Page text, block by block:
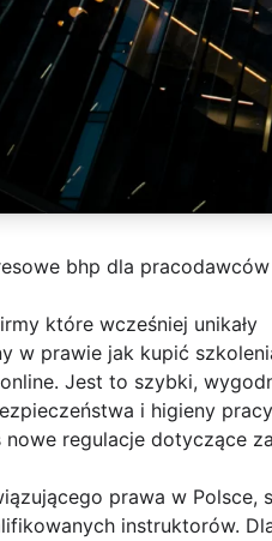
bhp dla pracodawców
które wcześniej unikały
w prawie jak kupić
Jest to szybki,
i higieny
nowe regulacje dotyczące
prawa w
instruktorów.